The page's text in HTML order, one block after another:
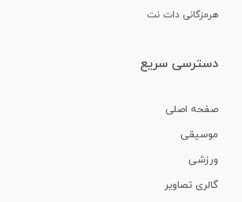
هرمزگانی دات نت
دسترسی سریع
صفحه اصلی
موسیقی
ورزشی
گالری تصاویر